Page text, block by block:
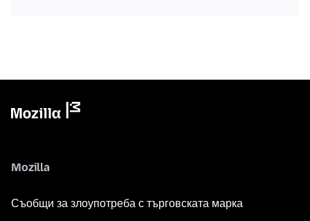
Mozilla
Съобщи за злоупотреба с търговската марка